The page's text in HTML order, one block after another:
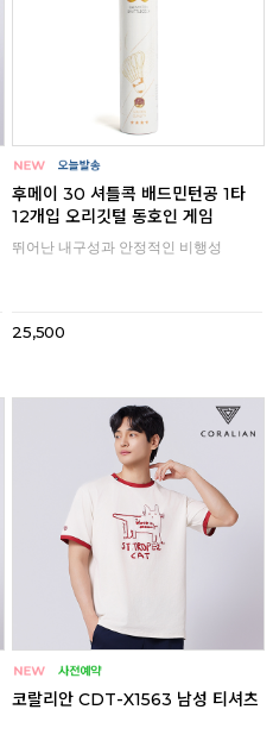
후메이 30 셔틀콕 배드민턴공 1타
12개입 오리깃털 동호인 게임
뛰어난 내구성과 안정적인 비행성
25,500
코랄리안 CDT-X1563 남성 티셔츠